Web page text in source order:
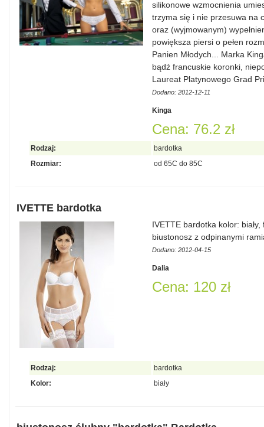
silikonowe wzmocnienia
trzyma się i nie przesuwa na
oraz (wyjmowanym)
powiększa piersi o pełen
Panien Młodych... Marka
bądź francuskie koronki,
Laureat Platynowego Grad
Dodano: 2012-12-11
Kinga
Cena: 76.2 zł
Rodzaj:
bardotka
Rozmiar:
od 65C do 85C
IVETTE bardotka
IVETTE bardotka kolor:
biustonosz z odpinanymi
Dodano: 2012-04-15
Dalia
Cena: 120 zł
Rodzaj:
bardotka
Kolor:
biały